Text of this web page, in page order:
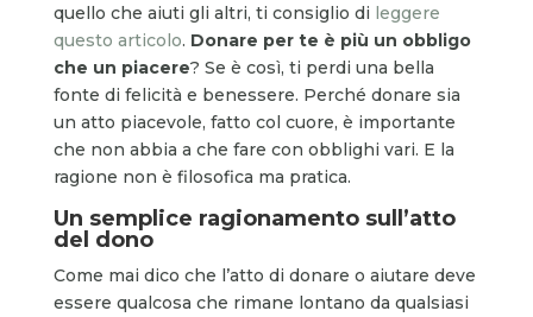
quello che aiuti gli altri, ti consiglio di leggere
questo articolo. Donare per te è più un obbligo
che un piacere? Se è così, ti perdi una bella
fonte di felicità e benessere. Perché donare sia
un atto piacevole, fatto col cuore, è importante
che non abbia a che fare con obblighi vari. E la
ragione non è filosofica ma pratica.
Un semplice ragionamento sull’atto
del dono
Come mai dico che l’atto di donare o aiutare deve
essere qualcosa che rimane lontano da qualsiasi